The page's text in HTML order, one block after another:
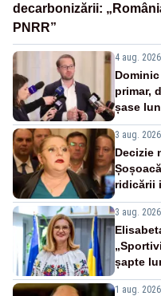
decarbonizării:
PNRR”
4 aug.
primar,
șase
3 aug.
Decizie
ridicării
3 aug.
șapte
1 aug.